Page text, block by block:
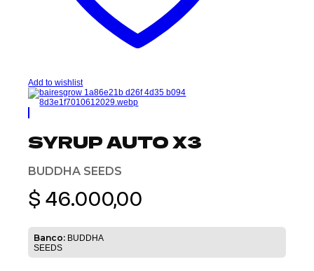
Add to wishlist
SYRUP AUTO X3
BUDDHA SEEDS
$ 46.000,00
Banco:BUDDHA
SEEDS